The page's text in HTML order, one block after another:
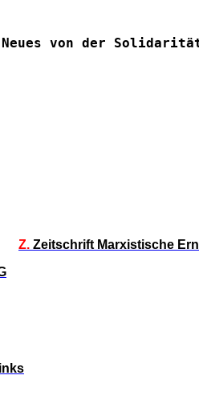
Neues von der
Z. Zeitschrift Marxistische